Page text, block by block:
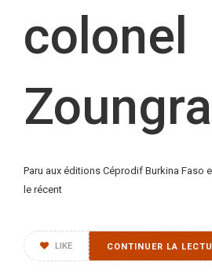
colonel
Paru aux éditions Céprodif Burkina Faso
le récent
LIKE CONTINUER LA